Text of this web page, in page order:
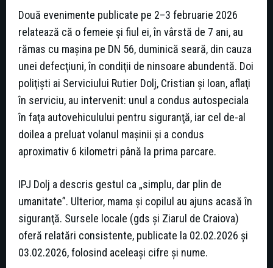
Două evenimente publicate pe 2–3 februarie 2026
relatează că o femeie şi fiul ei, în vârstă de 7 ani, au
rămas cu maşina pe DN 56, duminică seară, din cauza
unei defecţiuni, în condiţii de ninsoare abundentă. Doi
poliţişti ai Serviciului Rutier Dolj, Cristian şi Ioan, aflaţi
în serviciu, au intervenit: unul a condus autospeciala
în faţa autovehiculului pentru siguranţă, iar cel de-al
doilea a preluat volanul maşinii şi a condus
aproximativ 6 kilometri până la prima parcare.
IPJ Dolj a descris gestul ca „simplu, dar plin de
umanitate”. Ulterior, mama şi copilul au ajuns acasă în
siguranţă. Sursele locale (gds și Ziarul de Craiova)
oferă relatări consistente, publicate la 02.02.2026 şi
03.02.2026, folosind aceleaşi cifre şi nume.